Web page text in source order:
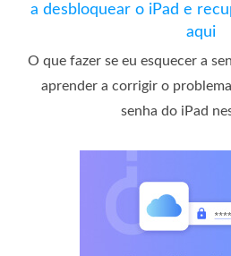
a desbloquear o iPad e
aqui
O que fazer se eu esquecer a
aprender a corrigir o
senha do iPad